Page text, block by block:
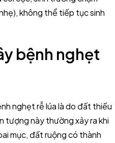
không thể tiếp tục sinh
bệnh nghẹt
nghẹt rễ lúa là do đất thiếu
tượng này thường xảy ra khi
mục, đất ruộng có thành